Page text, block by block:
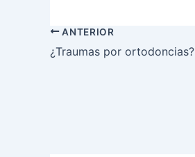
ANTERIOR
¿Traumas por ortodoncias?